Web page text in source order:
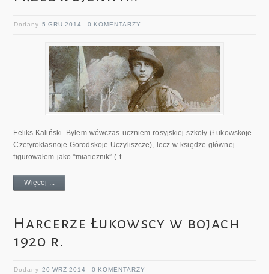
Dodany5 GRU 2014 0 KOMENTARZY
Feliks Kaliński. Byłem wówczas uczniem rosyjskiej szkoły (Łukowskoje
Czetyrokłasnoje Gorodskoje Uczyliszcze), lecz w księdze głównej
figurowałem jako “miatieżnik” ( t. …
Więcej ...
Harcerze Łukowscy w bojach
1920 r.
Dodany20 WRZ 2014 0 KOMENTARZY